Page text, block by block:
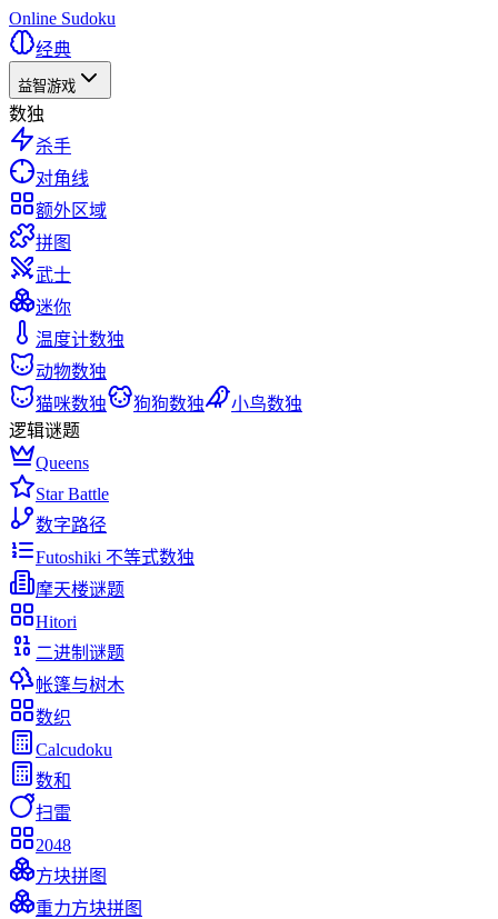
Online Sudoku
经典
益智游戏
数独
杀手
对角线
额外区域
拼图
武士
迷你
温度计数独
动物数独
猫咪数独
狗狗数独
小鸟数独
逻辑谜题
Queens
Star Battle
数字路径
Futoshiki 不等式数独
摩天楼谜题
Hitori
二进制谜题
帐篷与树木
数织
Calcudoku
数和
扫雷
2048
方块拼图
重力方块拼图